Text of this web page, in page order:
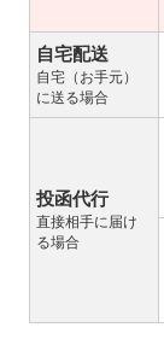
自宅配送
自宅（お手元）
に送る場合
投函代行
直接相手に届け
る場合